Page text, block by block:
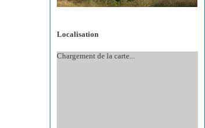
Localisation
Chargement de la carte...